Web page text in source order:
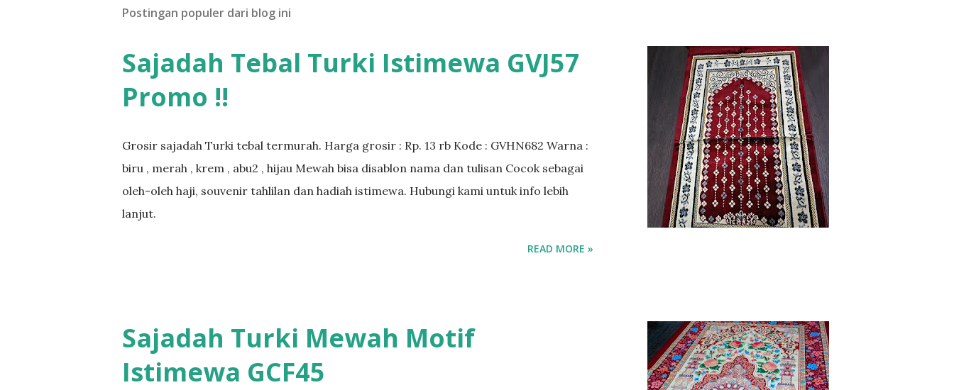
Postingan populer dari blog ini
Sajadah Tebal Turki Istimewa GVJ57
Promo !!
Grosir sajadah Turki tebal termurah. Harga grosir : Rp. 13 rb Kode : GVHN682 Warna :
biru , merah , krem , abu2 , hijau Mewah bisa disablon nama dan tulisan Cocok sebagai
oleh-oleh haji, souvenir tahlilan dan hadiah istimewa. Hubungi kami untuk info lebih
lanjut.
READ MORE »
Sajadah Turki Mewah Motif
Istimewa GCF45